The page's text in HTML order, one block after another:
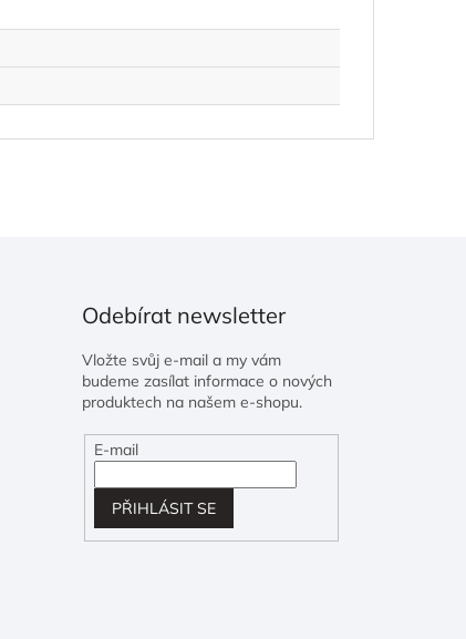
Odebírat newsletter
Vložte svůj e-mail a my vám
budeme zasílat informace o nových
produktech na našem e-shopu.
E-mail
PŘIHLÁSIT SE